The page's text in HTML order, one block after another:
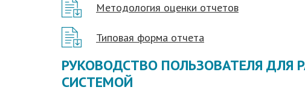
Методология оценки отчетов
Типовая форма отчета
РУКОВОДСТВО ПОЛЬЗОВАТЕЛЯ
СИСТЕМОЙ